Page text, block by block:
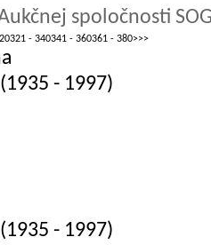
spoločnosti
321 - 340341 - 360361 - 380>>>
- 1997)
- 1997)